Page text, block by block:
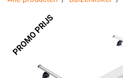
PROMO PRIJS